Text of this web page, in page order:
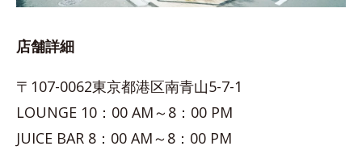
店舗詳細
〒107-0062東京都港区南青山5-7-1
LOUNGE 10：00 AM～8：00 PM
JUICE BAR 8：00 AM～8：00 PM